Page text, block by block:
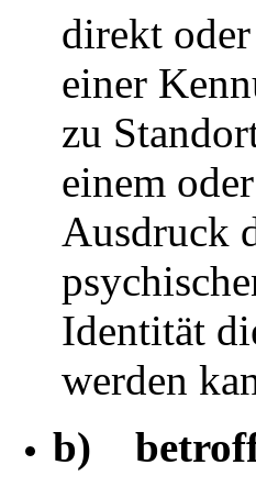
direkt
einer
zu
einem
Ausdruck
Identität
werden
b)